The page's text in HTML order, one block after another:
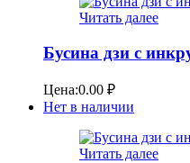
Читать далее
Бусина дзи с
Цена:0.00 ₽
Нет в наличии
Читать далее